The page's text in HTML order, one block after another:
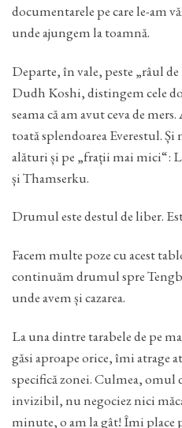
documentarele pe care le-am
unde ajungem la toamnă.
Departe, în vale, peste „râul
Dudh Koshi, distingem cele
seama că am avut ceva de
toată splendoarea Everestul.
alături și pe „frații mai mici“:
și Thamserku.
Drumul este destul de liber.
Facem multe poze cu acest
continuăm drumul spre
unde avem și cazarea.
La una dintre tarabele de pe
găsi aproape orice, îmi atrage
specifică zonei. Culmea, omul
invizibil, nu negociez nici
minute, o am la gât! Îmi place